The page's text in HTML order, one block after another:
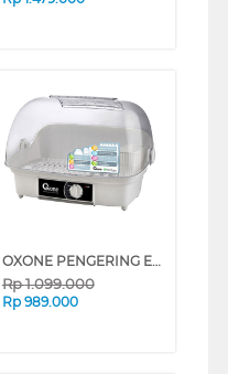
OXONE PENGERING ECO DISH DRYER OX968
Rp1.099.000
Rp 989.000